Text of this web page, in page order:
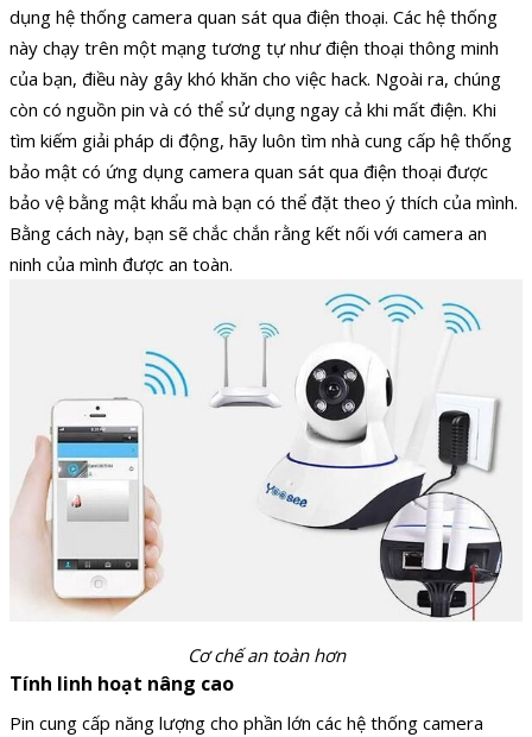
dụng hệ thống camera quan sát qua điện thoại. Các hệ thống
này chạy trên một mạng tương tự như điện thoại thông minh
của bạn, điều này gây khó khăn cho việc hack. Ngoài ra, chúng
còn có nguồn pin và có thể sử dụng ngay cả khi mất điện. Khi
tìm kiếm giải pháp di động, hãy luôn tìm nhà cung cấp hệ thống
bảo mật có ứng dụng camera quan sát qua điện thoại được
bảo vệ bằng mật khẩu mà bạn có thể đặt theo ý thích của mình.
Bằng cách này, bạn sẽ chắc chắn rằng kết nối với camera an
ninh của mình được an toàn.
Cơ chế an toàn hơn
Tính linh hoạt nâng cao
Pin cung cấp năng lượng cho phần lớn các hệ thống camera